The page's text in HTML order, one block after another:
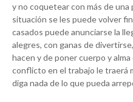
y no coquetear con más de una
situación se les puede volver
casados puede anunciarse la
alegres, con ganas de
hacen y de poner cuerpo y
conflicto en el trabajo le traerá
diga nada de lo que pueda